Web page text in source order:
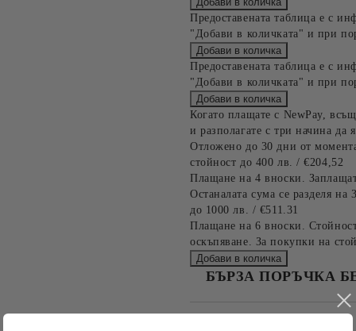
Предоставената таблица е с
"Добави в количката" и при
Предоставената таблица е с
"Добави в количката" и при
Когато плащате с NewPay,
и разполагате с три начина да
Отложено до 30 дни от
стойност до 400 лв. / €204,52
Плащане на 4 вноски.
Останалата сума се разделя
до 1000 лв. / €511.31
Плащане на 6 вноски.
оскъпяване. За покупки на
БЪРЗА ПОРЪЧКА
САМО ПОПЪЛНЕТЕ 4 ПОЛЕТА